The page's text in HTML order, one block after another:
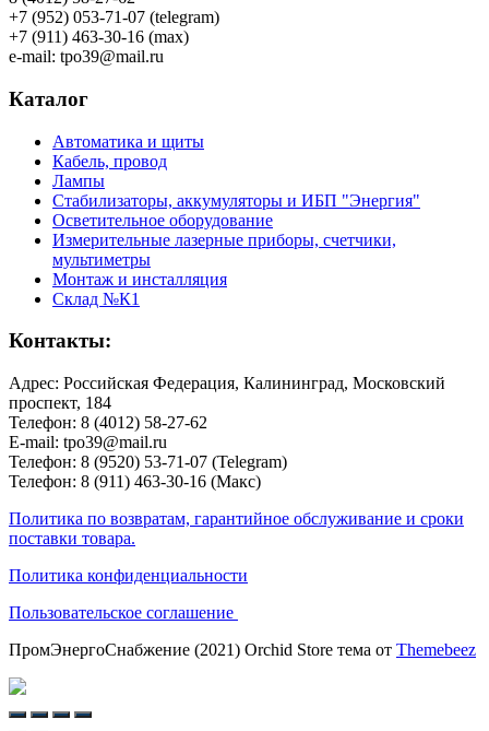
+7 (952) 053-71-07 (telegram)
+7 (911) 463-30-16 (max)
e-mail: tpo39@mail.ru
Каталог
Автоматика и щиты
Кабель, провод
Лампы
Стабилизаторы, аккумуляторы и ИБП "Энергия"
Осветительное оборудование
Измерительные лазерные приборы, счетчики,
мультиметры
Монтаж и инсталляция
Склад №К1
Контакты:
Адрес: Российская Федерация, Калининград, Московский
проспект, 184
Телефон: 8 (4012) 58-27-62
E-mail: tpo39@mail.ru
Телефон: 8 (9520) 53-71-07 (Telegram)
Телефон: 8 (911) 463-30-16 (Макс)
Политика по возвратам, гарантийное обслуживание и сроки
поставки товара.
Политика конфиденциальности
Пользовательское соглашение
ПромЭнергоСнабжение (2021) Orchid Store тема от Themebeez